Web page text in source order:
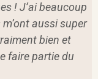
! J’ai beaucoup
aussi super
bien et
faire partie du